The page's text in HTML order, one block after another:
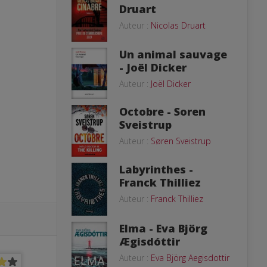
Druart
Auteur : Nicolas Druart
Un animal sauvage
- Joël Dicker
Auteur : Joël Dicker
Octobre - Soren
Sveistrup
Auteur : Søren Sveistrup
Labyrinthes -
Franck Thilliez
Auteur : Franck Thilliez
Elma - Eva Björg
Ægisdóttir
Auteur : Eva Björg Aegisdottir